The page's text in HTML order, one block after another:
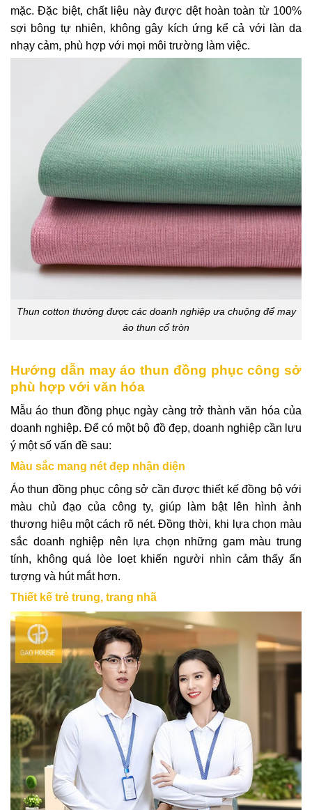
mặc. Đặc biệt, chất liệu này được dệt hoàn toàn từ 100%
sợi bông tự nhiên, không gây kích ứng kể cả với làn da
nhạy cảm, phù hợp với mọi môi trường làm việc.
Thun cotton thường được các doanh nghiệp ưa chuộng để may
áo thun cổ tròn
Hướng dẫn may áo thun đồng phục công sở
phù hợp với văn hóa
Mẫu áo thun đồng phục ngày càng trở thành văn hóa của
doanh nghiệp. Để có một bộ đồ đẹp, doanh nghiệp cần lưu
ý một số vấn đề sau:
Màu sắc mang nét đẹp nhận diện
Áo thun đồng phục công sở cần được thiết kế đồng bộ với
màu chủ đạo của công ty, giúp làm bật lên hình ảnh
thương hiệu một cách rõ nét. Đồng thời, khi lựa chọn màu
sắc doanh nghiệp nên lựa chọn những gam màu trung
tính, không quá lòe loẹt khiến người nhìn cảm thấy ấn
tượng và hút mắt hơn.
Thiết kế trẻ trung, trang nhã